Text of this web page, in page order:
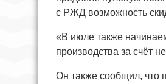
с РЖД возможность
«В июле также
производства за счёт
Он также сообщил, что